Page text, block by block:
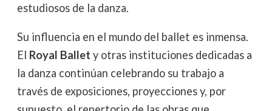
estudiosos de la danza.
Su influencia en el mundo del ballet es inmensa.
El Royal Ballet y otras instituciones dedicadas a
la danza continúan celebrando su trabajo a
través de exposiciones, proyecciones y, por